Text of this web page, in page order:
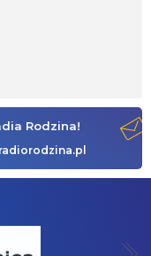
Rodzina!